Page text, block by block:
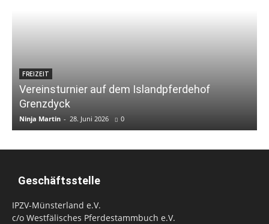
FREIZEIT
Vereinsturnier auf dem Islandpferdehof
Grenzdyck
Ninja Martin - 28. Juni 2026 0
Geschäftsstelle
IPZV-Münsterland e.V.
c/o Westfälisches Pferdestammbuch e.V.